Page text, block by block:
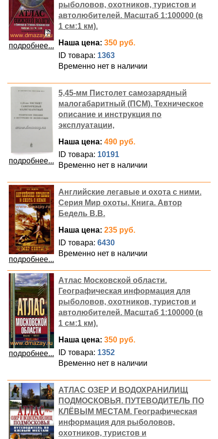
подробнее...
рыболовов, охотников, туристов и
автолюбителей. Масштаб 1:100000 (в
1 см:1 км).
Наша цена: 350 руб.
ID товара: 1363
Временно нет в наличии
подробнее...
5,45-мм Пистолет самозарядный
малогабаритный (ПСМ). Техническое
описание и инструкция по
эксплуатации,
Наша цена: 490 руб.
ID товара: 10191
Временно нет в наличии
подробнее...
Английские легавые и охота с ними.
Серия Мир охоты. Книга. Автор
Бедель В.В.
Наша цена: 235 руб.
ID товара: 6430
Временно нет в наличии
подробнее...
Атлас Московской области.
Географическая информация для
рыболовов, охотников, туристов и
автолюбителей. Масштаб 1:100000 (в
1 см:1 км).
Наша цена: 350 руб.
ID товара: 1352
Временно нет в наличии
АТЛАС ОЗЕР И ВОДОХРАНИЛИЩ
ПОДМОСКОВЬЯ. ПУТЕВОДИТЕЛЬ ПО
КЛЁВЫМ МЕСТАМ. Географическая
информация для рыболовов,
охотников, туристов и